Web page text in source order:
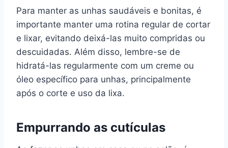
Para manter as unhas saudáveis e bonitas, é
importante manter uma rotina regular de cortar
e lixar, evitando deixá-las muito compridas ou
descuidadas. Além disso, lembre-se de
hidratá-las regularmente com um creme ou
óleo específico para unhas, principalmente
após o corte e uso da lixa.
Empurrando as cutículas